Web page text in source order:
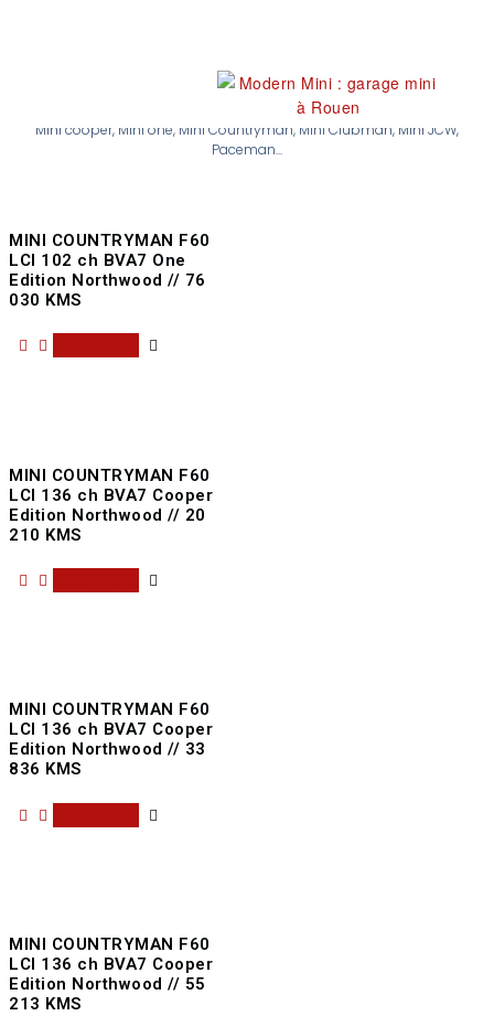
Nos occasions
Mini cooper, Mini one, Mini Countryman, Mini Clubman, Mini JCW,
Paceman...
MINI COUNTRYMAN F60
LCI 102 ch BVA7 One
Edition Northwood // 76
030 KMS
MINI COUNTRYMAN F60
LCI 136 ch BVA7 Cooper
Edition Northwood // 20
210 KMS
MINI COUNTRYMAN F60
LCI 136 ch BVA7 Cooper
Edition Northwood // 33
836 KMS
MINI COUNTRYMAN F60
LCI 136 ch BVA7 Cooper
Edition Northwood // 55
213 KMS